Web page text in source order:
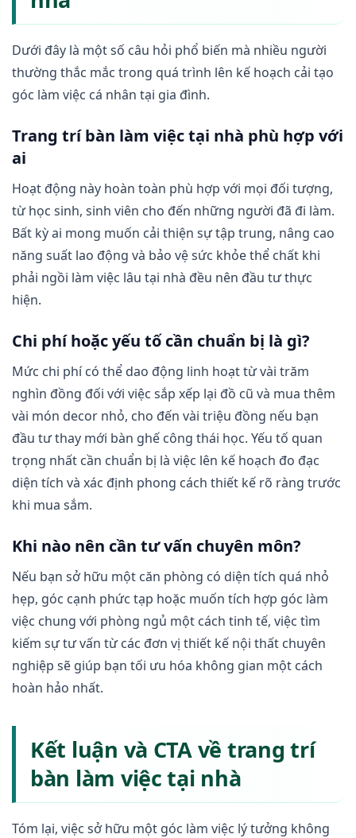
Dưới đây là một số câu hỏi phổ biến mà nhiều người
thường thắc mắc trong quá trình lên kế hoạch cải tạo
góc làm việc cá nhân tại gia đình.
Trang trí bàn làm việc tại nhà phù hợp với
ai
Hoạt động này hoàn toàn phù hợp với mọi đối tượng,
từ học sinh, sinh viên cho đến những người đã đi làm.
Bất kỳ ai mong muốn cải thiện sự tập trung, nâng cao
năng suất lao động và bảo vệ sức khỏe thể chất khi
phải ngồi làm việc lâu tại nhà đều nên đầu tư thực
hiện.
Chi phí hoặc yếu tố cần chuẩn bị là gì?
Mức chi phí có thể dao động linh hoạt từ vài trăm
nghìn đồng đối với việc sắp xếp lại đồ cũ và mua thêm
vài món decor nhỏ, cho đến vài triệu đồng nếu bạn
đầu tư thay mới bàn ghế công thái học. Yếu tố quan
trọng nhất cần chuẩn bị là việc lên kế hoạch đo đạc
diện tích và xác định phong cách thiết kế rõ ràng trước
khi mua sắm.
Khi nào nên cần tư vấn chuyên môn?
Nếu bạn sở hữu một căn phòng có diện tích quá nhỏ
hẹp, góc cạnh phức tạp hoặc muốn tích hợp góc làm
việc chung với phòng ngủ một cách tinh tế, việc tìm
kiếm sự tư vấn từ các đơn vị thiết kế nội thất chuyên
nghiệp sẽ giúp bạn tối ưu hóa không gian một cách
hoàn hảo nhất.
Kết luận và CTA về trang trí
bàn làm việc tại nhà
Tóm lại, việc sở hữu một góc làm việc lý tưởng không